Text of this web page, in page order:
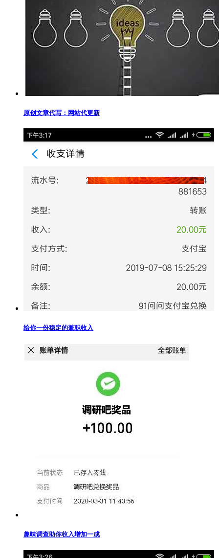
原创文章代写：网站代更新
给你一份稳定的兼职收入
趣味调查助你收入增加一成